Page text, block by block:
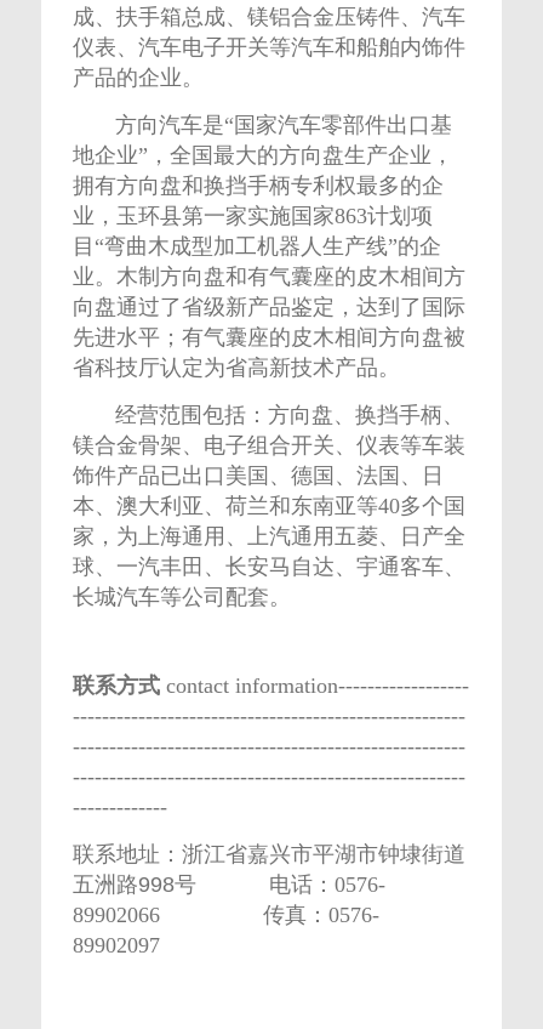
成、扶手箱总成、镁铝合金压铸件、汽车
仪表、汽车电子开关等汽车和船舶内饰件
产品的企业。
方向汽车是“国家汽车零部件出口基
地企业”，全国最大的方向盘生产企业，
拥有方向盘和换挡手柄专利权最多的企
业，玉环县第一家实施国家863计划项
目“弯曲木成型加工机器人生产线”的企
业。木制方向盘和有气囊座的皮木相间方
向盘通过了省级新产品鉴定，达到了国际
先进水平；有气囊座的皮木相间方向盘被
省科技厅认定为省高新技术产品。
经营范围包括：方向盘、换挡手柄、
镁合金骨架、电子组合开关、仪表等车装
饰件产品已出口美国、德国、法国、日
本、澳大利亚、荷兰和东南亚等40多个国
家，为上海通用、上汽通用五菱、日产全
球、一汽丰田、长安马自达、宇通客车、
长城汽车等公司配套。
联系方式 contact information------------------
------------------------------------------------------
------------------------------------------------------
------------------------------------------------------
-------------
联系地址：浙江省嘉兴市平湖市钟埭街道
五洲路998号 电话：0576-
89902066 传真：0576-
89902097